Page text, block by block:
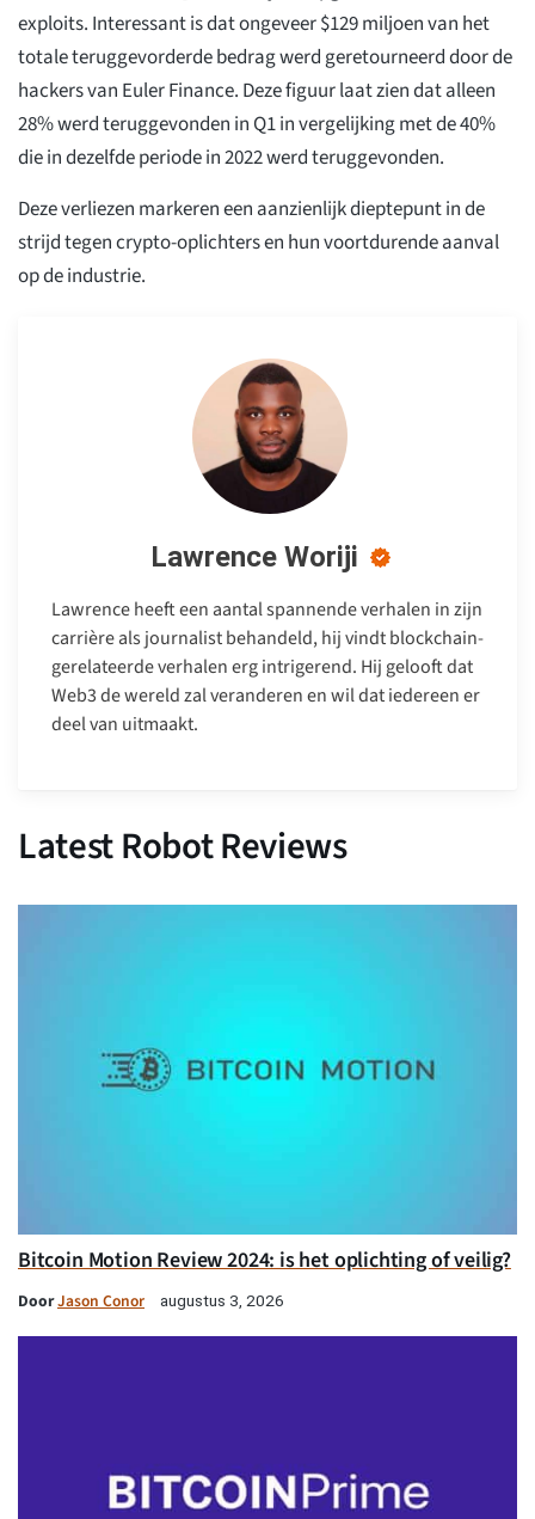
exploits. Interessant is dat ongeveer $129 miljoen van het
totale teruggevorderde bedrag werd geretourneerd door de
hackers van Euler Finance. Deze figuur laat zien dat alleen
28% werd teruggevonden in Q1 in vergelijking met de 40%
die in dezelfde periode in 2022 werd teruggevonden.
Deze verliezen markeren een aanzienlijk dieptepunt in de
strijd tegen crypto-oplichters en hun voortdurende aanval
op de industrie.
Lawrence Woriji
Lawrence heeft een aantal spannende verhalen in zijn
carrière als journalist behandeld, hij vindt blockchain-
gerelateerde verhalen erg intrigerend. Hij gelooft dat
Web3 de wereld zal veranderen en wil dat iedereen er
deel van uitmaakt.
Latest Robot Reviews
Bitcoin Motion Review 2024: is het oplichting of veilig?
DoorJason Conor augustus 3, 2026